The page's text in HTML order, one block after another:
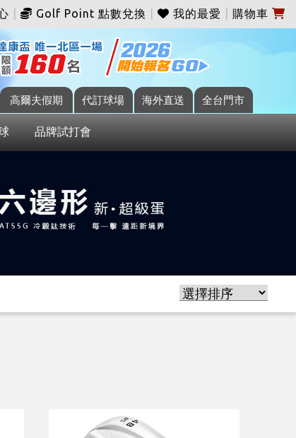
Golf Point 點數兌換 我的最愛 購物車
高爾夫假期 代訂球場 海外直送 全台門市
品牌試打會